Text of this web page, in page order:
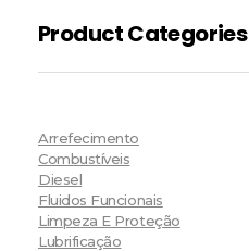
Product Categories
Arrefecimento
Combustíveis
Diesel
Fluidos Funcionais
Limpeza E Proteção
Lubrificação